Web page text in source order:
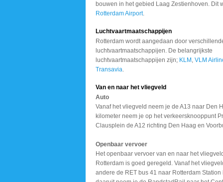
bouwen in het gebied Laag Zestienhoven. Dit
Rotterdam Airport.
Luchtvaartmaatschappijen
Rotterdam wordt aangedaan door
luchtvaartmaatschappijen. De belangrijkste
luchtvaartmaatschappijen zijn; KLM , VLM
Transavia.
Van en naar het vliegveld
Auto
Vanaf het vliegveld neem je de A13 naar Den
kilometer neem je op het verkeersknooppunt
Clausplein de A12 richting Den Haag en
Openbaar vervoer
Het openbaar vervoer van en naar het
Rotterdam is goed geregeld. Vanaf het
andere de RET bus 41 naar Rotterdam Station